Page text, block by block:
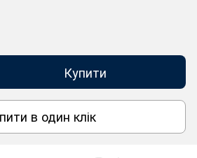
Купити
в один клік